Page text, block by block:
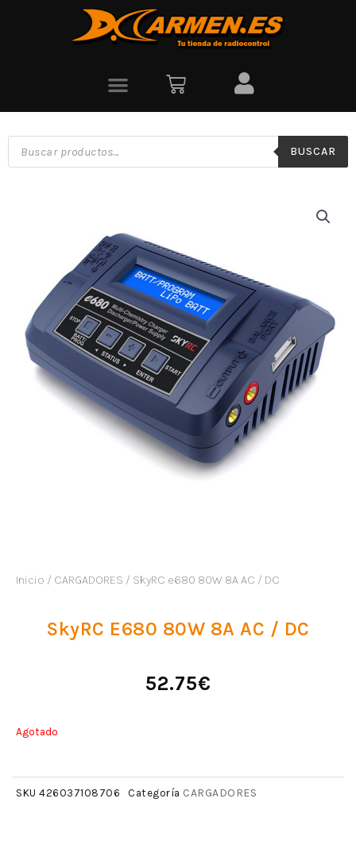
BUSCAR
Inicio / CARGADORES / SkyRC e680 80W 8A AC / DC
SkyRC E680 80W 8A AC / DC
52.75€
Agotado
SKU 426037108706 Categoría CARGADORES